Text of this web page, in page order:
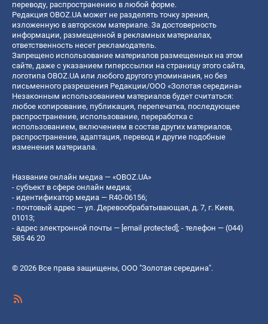
переводу, распространению в любой форме.
Редакция OBOZ.UA может не разделять точку зрения,
изложенную в авторском материале. За достоверность
информации, размещенной в рекламных материалах,
ответственность несет рекламодатель.
Запрещено использование материалов размещенных на этом
сайте, даже с указанием гиперссылки на страницу этого сайта,
логотипа OBOZ.UA или любого другого упоминания, но без
письменного разрешения Редакции/ООО «Золотая середина»
Незаконным использованием материалов будет считаться:
любое копирование, публикация, перепечатка, последующее
распространение, использование, переработка с
использованием, включением в состав других материалов,
распространение, адаптация, перевод и другие подобные
изменения материала.
Название онлайн медиа — «OBOZ.UA»
- субъект в сфере онлайн медиа;
- идентификатор медиа — R40-06156;
- почтовый адрес — ул. Деревообрабатывающая, д. 7, г. Киев,
01013;
- адрес электронной почты — [email protected]; - телефон — (044)
585 46 20
© 2026 Все права защищены, ООО "Золотая середина".